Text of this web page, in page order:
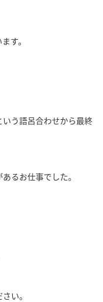
す。
う語呂合わせから最終
るお仕事でした。
い。